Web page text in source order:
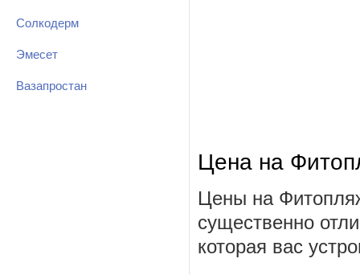
Солкодерм
Эмесет
Вазапростан
Цена на
Цены на
существенно
которая вас